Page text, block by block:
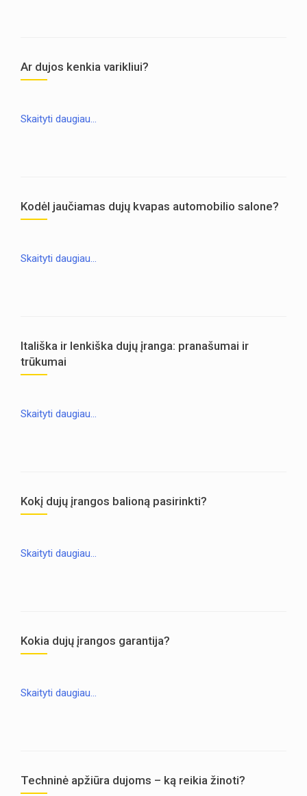
Ar dujos kenkia varikliui?
Skaityti daugiau…
Kodėl jaučiamas dujų kvapas automobilio salone?
Skaityti daugiau…
Itališka ir lenkiška dujų įranga: pranašumai ir
trūkumai
Skaityti daugiau…
Kokį dujų įrangos balioną pasirinkti?
Skaityti daugiau…
Kokia dujų įrangos garantija?
Skaityti daugiau…
Techninė apžiūra dujoms – ką reikia žinoti?